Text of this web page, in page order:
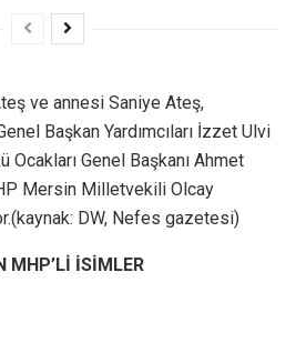
ve annesi Saniye Ateş,
Başkan Yardımcıları İzzet Ulvi
Ocakları Genel Başkanı Ahmet
Mersin Milletvekili Olcay
DW, Nefes gazetesi)
MHP’Lİ İSİMLER